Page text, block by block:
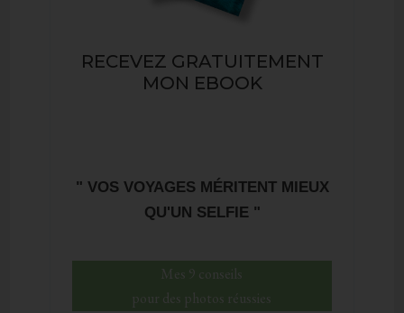
RECEVEZ GRATUITEMENT
MON EBOOK
" VOS VOYAGES MÉRITENT MIEUX
QU'UN SELFIE "
Mes 9 conseils
pour des photos réussies